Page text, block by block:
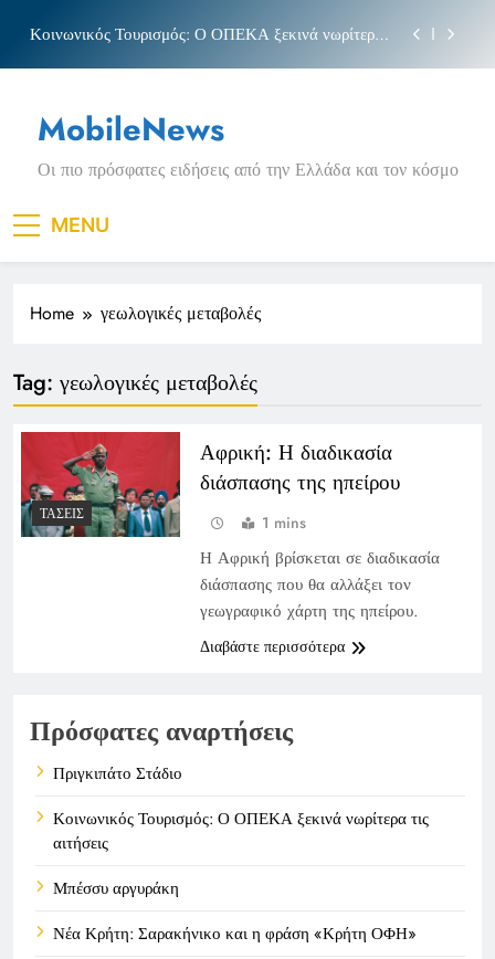
content
Κοινωνικός Τουρισμός: Ο ΟΠΕΚΑ ξεκινά νωρίτερα
Νέα Κρήτη: Σαρακήνικο και η φράση «Κρήτη
ΟΦΗ»
Πριγκιπάτο Στάδιο
Κοινωνικός Τουρισμός: Ο ΟΠΕΚΑ ξεκινά νωρίτερα
τις αιτήσεις
Μπέσσυ αργυράκη
Νέα Κρήτη: Σαρακήνικο και η φράση «Κρήτη
MobileNews
Οι πιο πρόσφατες ειδήσεις από την Ελλάδα και τον κόσμο
MENU
Home γεωλογικές μεταβολές
Tag: γεωλογικές μεταβολές
ΤΆΣΕΙΣ
Αφρική: Η διαδικασία
διάσπασης της ηπείρου
1 mins
Η Αφρική βρίσκεται σε διαδικασία
διάσπασης που θα αλλάξει τον
γεωγραφικό χάρτη της ηπείρου.
Διαβάστε περισσότερα
Πρόσφατες αναρτήσεις
Πριγκιπάτο Στάδιο
Κοινωνικός Τουρισμός: Ο ΟΠΕΚΑ ξεκινά νωρίτερα τις
αιτήσεις
Μπέσσυ αργυράκη
Νέα Κρήτη: Σαρακήνικο και η φράση «Κρήτη ΟΦΗ»